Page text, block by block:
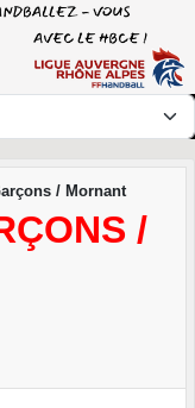
/ Mornant
/